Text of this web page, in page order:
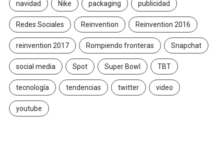
navidad Nike packaging publicidad
Redes Sociales Reinvention Reinvention 2016
reinvention 2017 Rompiendo fronteras Snapchat
social media Spot Super Bowl TBT
tecnología tendencias twitter video
youtube